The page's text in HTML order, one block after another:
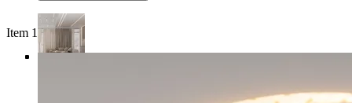
Item 1 of 5